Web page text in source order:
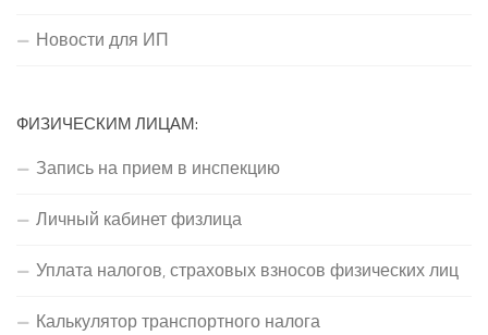
Новости для ИП
ФИЗИЧЕСКИМ ЛИЦАМ:
Запись на прием в инспекцию
Личный кабинет физлица
Уплата налогов, страховых взносов физических лиц
Калькулятор транспортного налога